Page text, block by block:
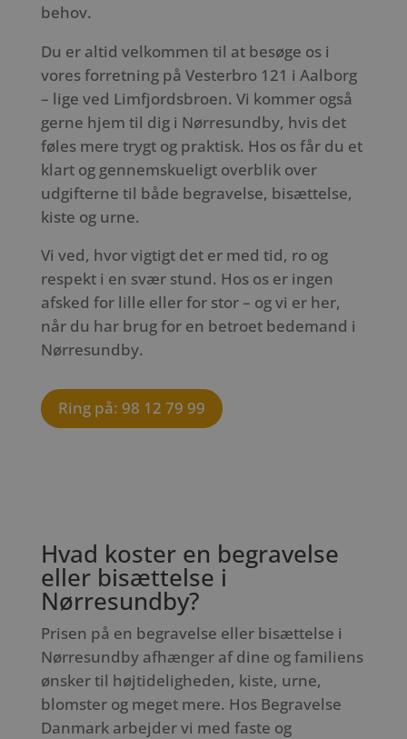
behov.
Du er altid velkommen til at besøge os i
vores forretning på Vesterbro 121 i Aalborg
– lige ved Limfjordsbroen. Vi kommer også
gerne hjem til dig i Nørresundby, hvis det
føles mere trygt og praktisk. Hos os får du et
klart og gennemskueligt overblik over
udgifterne til både begravelse, bisættelse,
kiste og urne.
Vi ved, hvor vigtigt det er med tid, ro og
respekt i en svær stund. Hos os er ingen
afsked for lille eller for stor – og vi er her,
når du har brug for en betroet bedemand i
Nørresundby.
Ring på: 98 12 79 99
Hvad koster en begravelse
eller bisættelse i
Nørresundby?
Prisen på en begravelse eller bisættelse i
Nørresundby afhænger af dine og familiens
ønsker til højtideligheden, kiste, urne,
blomster og meget mere. Hos Begravelse
Danmark arbejder vi med faste og